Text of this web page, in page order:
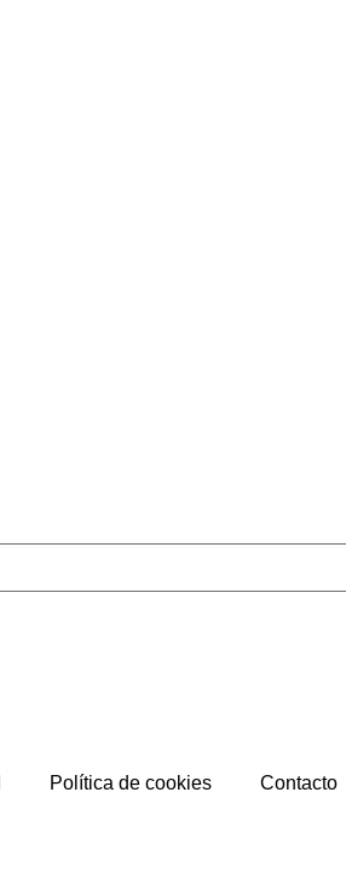
Política de cookies Contacto